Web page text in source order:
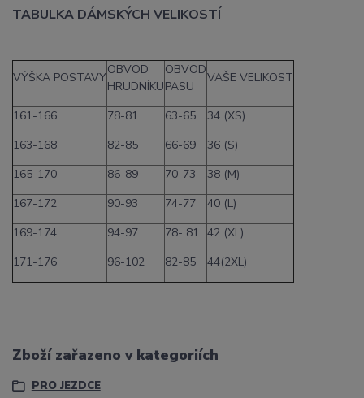
TABULKA DÁMSKÝCH VELIKOSTÍ
VÝŠKA POSTAVY
OBVOD
HRUDNÍKU
OBVOD
PASU
VAŠE VELIKOST
161-166 78-81 63-65
34 (XS)
163-168
82-85 66-69
36 (S)
165-170
86-89 70-73
38 (M)
167-172
90-93 74-77
40 (L)
169-174
94-97 78- 81 42 (XL)
171-176
96-102 82-85 44(2XL)
Zboží zařazeno v kategoriích
PRO JEZDCE